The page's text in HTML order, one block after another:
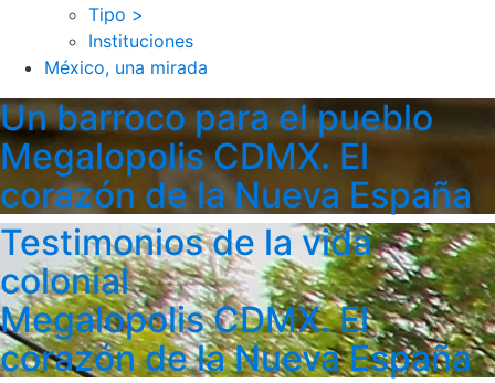
Tipo >
Instituciones
México, una mirada
Un barroco para el pueblo
Megalopolis CDMX. El
corazón de la Nueva España
Testimonios de la vida
colonial
Megalopolis CDMX. El
corazón de la Nueva España